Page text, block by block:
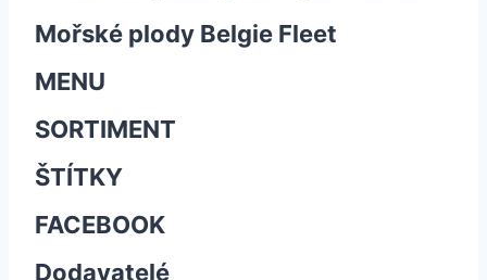
Mořské plody Belgie Fleet
MENU
SORTIMENT
ŠTÍTKY
FACEBOOK
Dodavatelé